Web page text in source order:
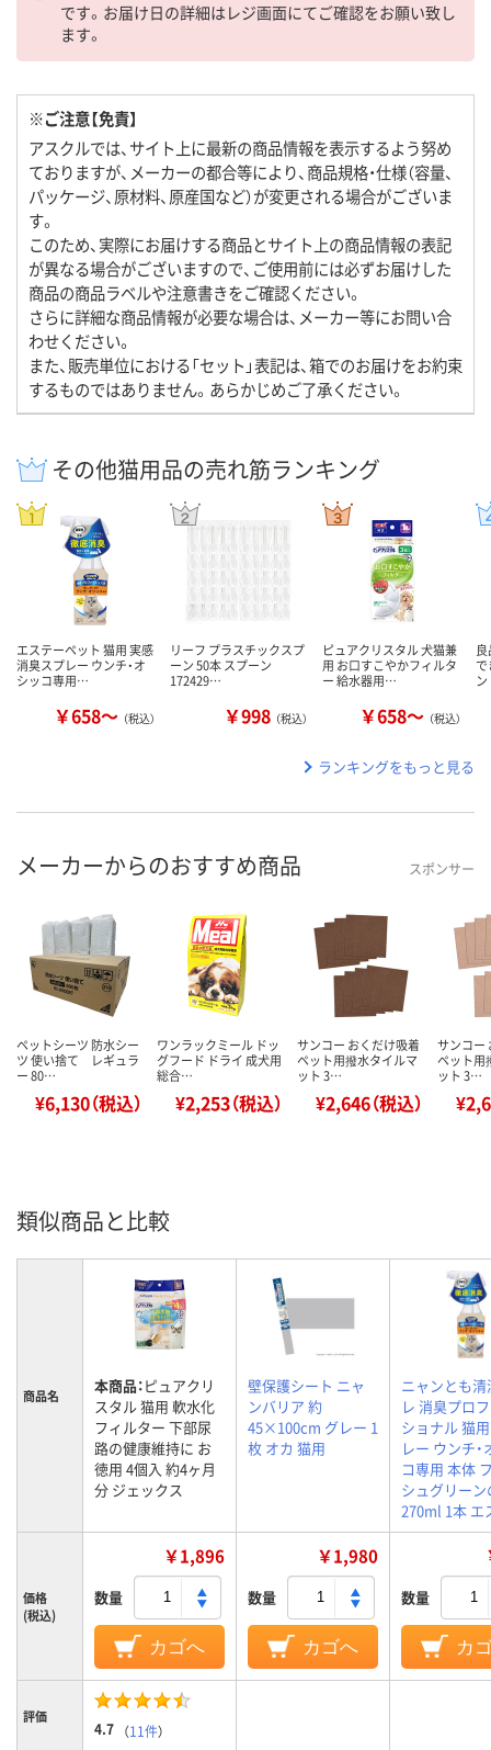
です。お届け日の詳細はレジ画面にてご確認をお願い致し
ます。
※ご注意【免責】
アスクルでは、サイト上に最新の商品情報を表示するよう努め
ておりますが、メーカーの都合等により、商品規格・仕様（容量、
パッケージ、原材料、原産国など）が変更される場合がございま
す。
このため、実際にお届けする商品とサイト上の商品情報の表記
が異なる場合がございますので、ご使用前には必ずお届けした
商品の商品ラベルや注意書きをご確認ください。
さらに詳細な商品情報が必要な場合は、メーカー等にお問い合
わせください。
また、販売単位における「セット」表記は、箱でのお届けをお約束
するものではありません。あらかじめご了承ください。
その他猫用品の売れ筋ランキング
エステーペット 猫用 実感
消臭スプレー ウンチ・オ
シッコ専用…
￥658～ （税込）
リーフ プラスチックスプ
ーン 50本 スプーン
172429…
￥998 （税込）
ピュアクリスタル 犬猫兼
用 お口すこやかフィルタ
ー 給水器用…
￥658～ （税込）
ン
ランキングをもっと見る
メーカーからのおすすめ商品 スポンサー
ペットシーツ 防水シー
ツ 使い捨て レギュラ
ー 80…
¥6,130（税込）
ワンラックミール ドッ
グフード ドライ 成犬用
総合…
¥2,253（税込）
サンコー おくだけ吸着
ペット用撥水タイルマ
ット 3…
¥2,646（税込）
サンコー
ペット用
ット 3…
類似商品と比較
商品名 本商品：ピュアクリ
スタル 猫用 軟水化
フィルター 下部尿
路の健康維持に お
徳用 4個入 約4ヶ月
分 ジェックス
壁保護シート ニャ
ンバリア 約
45×100cm グレー 1
枚 オカ 猫用
ニャンとも
レ 消臭プロ
ショナル 猫
レー ウンチ・
コ専用 本体
シュグリー
270ml 1本 エ
価格
(税込)
￥1,896
数量
カゴへ
￥1,980
数量
カゴへ
数量
カ
評価
4.7 （11件）